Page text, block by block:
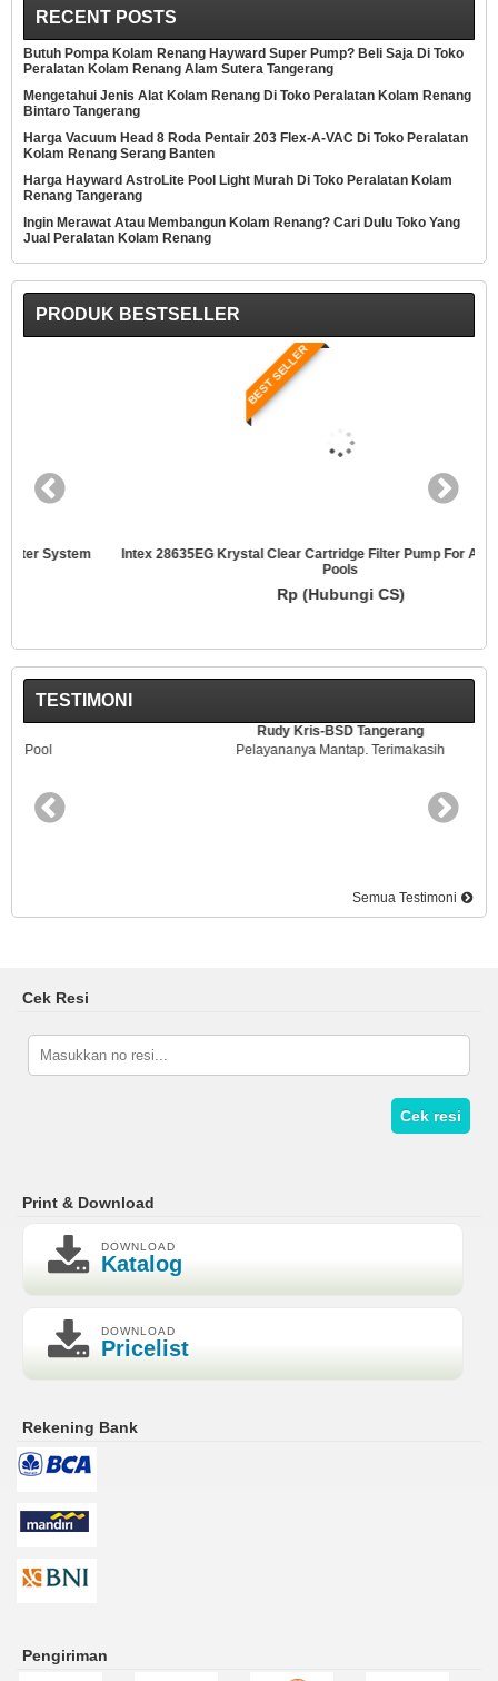
RECENT POSTS
Butuh Pompa Kolam Renang Hayward Super Pump? Beli Saja Di Toko
Peralatan Kolam Renang Alam Sutera Tangerang
Mengetahui Jenis Alat Kolam Renang Di Toko Peralatan Kolam Renang
Bintaro Tangerang
Harga Vacuum Head 8 Roda Pentair 203 Flex-A-VAC Di Toko Peralatan
Kolam Renang Serang Banten
Harga Hayward AstroLite Pool Light Murah Di Toko Peralatan Kolam
Renang Tangerang
Ingin Merawat Atau Membangun Kolam Renang? Cari Dulu Toko Yang
Jual Peralatan Kolam Renang
PRODUK BESTSELLER
Intex 28635EG Krystal Clear Cartridge Filter Pump For Above Ground
Rp (Hubungi CS)
TESTIMONI
Rudy Kris-BSD Tangerang
Pelayananya Mantap. Terimakasih
Semua Testimoni
Cek Resi
Cek resi
Print & Download
DOWNLOAD
Katalog
DOWNLOAD
Pricelist
Rekening Bank
Pengiriman